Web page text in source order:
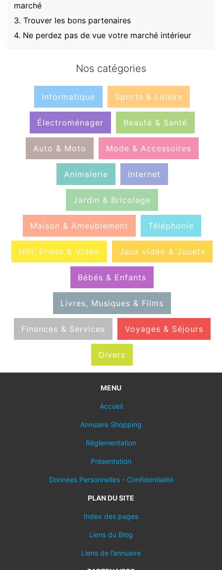
marché
3. Trouver les bons partenaires
4. Ne perdez pas de vue votre marché intérieur
Nos catégories
Informatique Sports & Loisirs
Électroménager Beauté & Santé
Auto & Moto Mode & Accessoires
Animalerie Internet
Jardin & Bricolage
Maison & Ameublement Téléphonie
Hifi, Photo & Vidéo Jeux vidéo & Jouets
Bébés & Enfants
Livres, Musiques & Films
Finances & Services Voyages & Séjours
Divers
MENU
Accueil
Annuaire Shopping
Réglementation
Présentation
Données Personnelles - Confidentialité
PLAN DU SITE
Index des pages
Liens du Blog
Liens de l’annuaire